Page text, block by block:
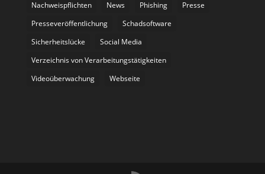
Nachweispflichten
News Phishing
Presse
Presseveröffentlichung
Schadsoftware
Sicherheitslücke
Social Media
Verzeichnis von Verarbeitungstätigkeiten
Videoüberwachung
Webseite